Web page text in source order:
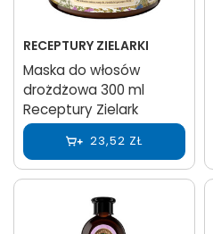
RECEPTURY ZIELARKI
Maska do włosów
drożdżowa 300 ml
Receptury Zielark
23,52 ZŁ